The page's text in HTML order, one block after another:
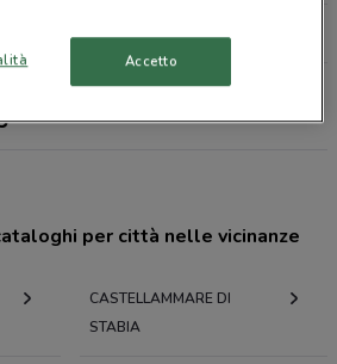
Tutti i negozi BNL
per città nelle vicinanze
CASTELLAMMARE DI
STABIA
Accetto